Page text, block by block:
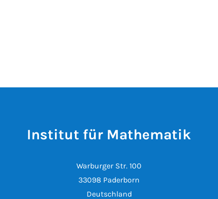
Institut für Mathematik
Warburger Str. 100
33098 Paderborn
Deutschland